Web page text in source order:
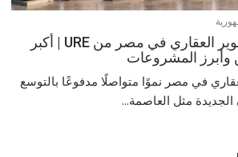
أفضل شركات التطوير العقاري في مصر من URE | أكبر
وأبرز المشروعات
في مصر نموًا متواصلًا مدفوعًا بالتوسع
الجديدة مثل العاصمة...